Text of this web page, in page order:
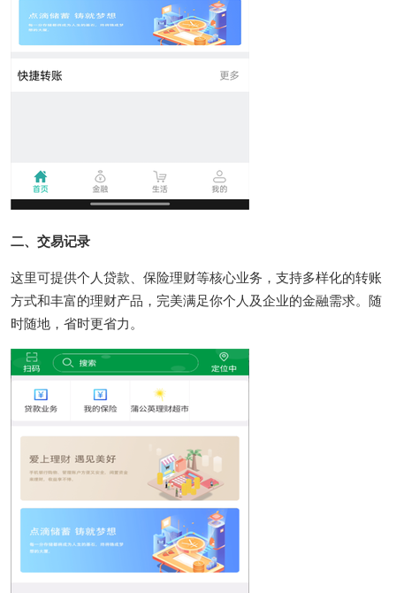
二、交易记录
这里可提供个人贷款、保险理财等核心业务，支持多样化的转账
方式和丰富的理财产品，完美满足你个人及企业的金融需求。随
时随地，省时更省力。